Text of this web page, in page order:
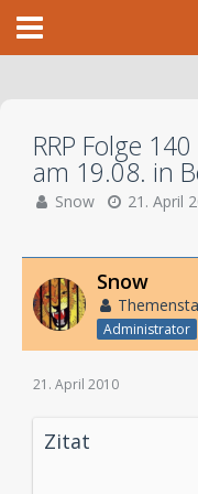
RRP Folge
am 19.08. in
Snow 21. April
Snow
Administrator
21. April 2010
Zitat